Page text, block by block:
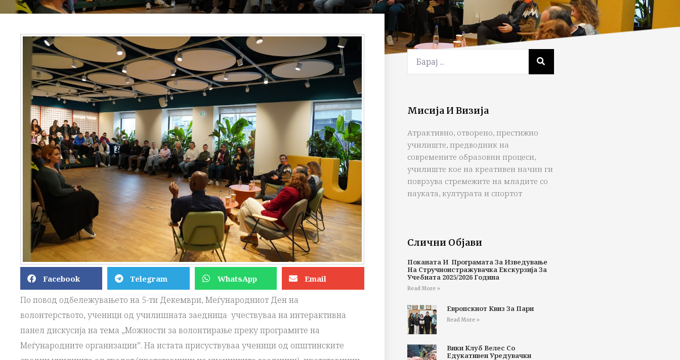
Facebook Telegram WhatsApp Email
По повод одбележувањето на 5-ти Декември, Меѓународниот Ден на
волонтерството, ученици од училишната заедница учествуваа на интерактивна
панел дискусија на тема „Можности за волонтирање преку програмите на
Меѓународните организации”. На истата присуствуваа ученици од општинските
Мисија И Визија
Атрактивно, отворено, престижно
училиште, предводник на
современите образовни процеси,
училиште кое на креативен начин ги
поврзува стремежите на младите со
науката, културата и спортот
Слични Објави
Поканата И Програмата За Изведување
На Стручноистражувачка Екскурзија За
Учебната 2025/2026 Година
Read More »
Европскиот Квиз За Пари
Read More »
Вики Клуб Велес Со
Едукативен Уредувачки